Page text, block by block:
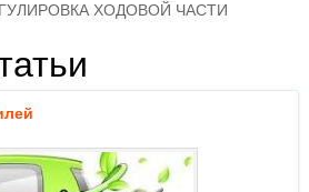
ХОДОВОЙ ЧАСТИ